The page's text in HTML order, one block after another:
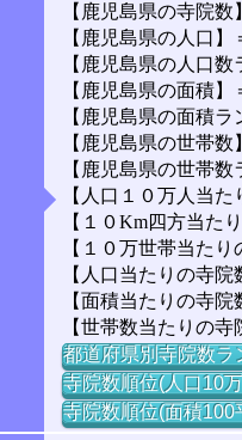
【鹿児島県の寺院数
【鹿児島県の人口】
【鹿児島県の人口
【鹿児島県の面積】
【鹿児島県の面積
【鹿児島県の世帯数
【鹿児島県の世帯
【人口１０万人当
【１０Km四方当た
【１０万世帯当た
【人口当たりの寺
【面積当たりの寺
【世帯数当たりの
都道府県別寺院数ラ
寺院数順位(人口10
寺院数順位(面積100